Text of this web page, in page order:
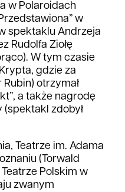
w Polaroidach
w
spektaklu Andrzeja
Rudolfa Ziołę
W tym czasie
gdzie za
otrzymał
a także nagrodę
zdobył
Teatrze im. Adama
(Torwald
Polskim w
zwanym